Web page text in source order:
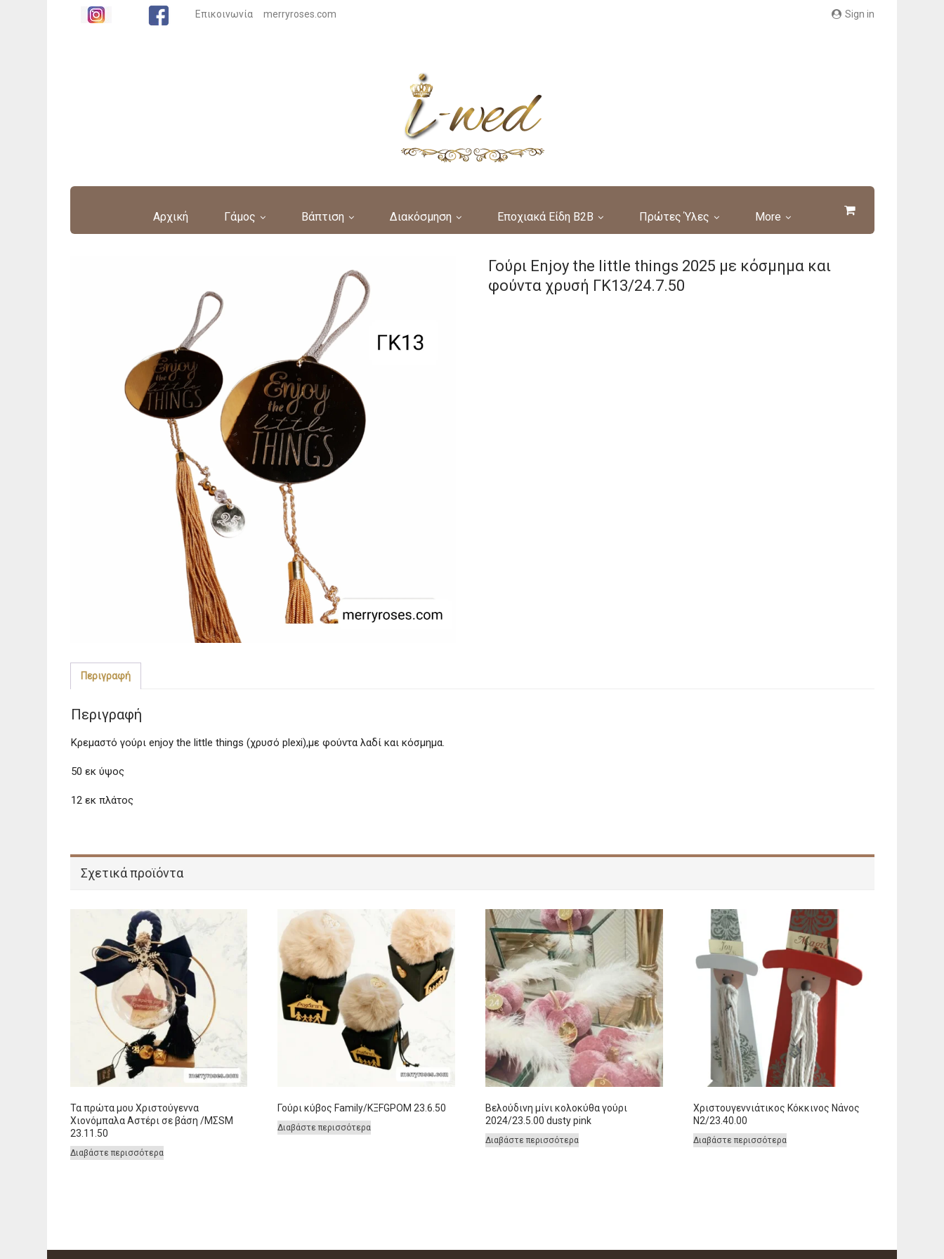
Sign in
Επικοινωνία merryroses.com
Αρχική Γάμος Βάπτιση Διακόσμηση Εποχιακά Είδη B2B Πρώτες Ύλες More
Γούρι Enjoy the little things 2025 με κόσμημα και
φούντα χρυσή ΓΚ13/24.7.50
Περιγραφή
Περιγραφή
Κρεμαστό γούρι enjoy the little things (χρυσό plexi),με φούντα λαδί και κόσμημα.
50 εκ ύψος
12 εκ πλάτος
Σχετικά προϊόντα
Τα πρώτα μου Χριστούγεννα
Χιονόμπαλα Αστέρι σε βάση /ΜΣSM
23.11.50
Διαβάστε περισσότερα
Γούρι κύβος Family/ΚΞFGPOM 23.6.50
Διαβάστε περισσότερα
Βελούδινη μίνι κολοκύθα γούρι
2024/23.5.00 dusty pink
Διαβάστε περισσότερα
Χριστουγεννιάτικος Κόκκινος Νάνος
Ν2/23.40.00
Διαβάστε περισσότερα